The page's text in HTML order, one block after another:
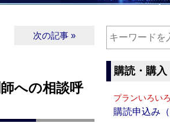
次の記事 »
への相談呼
購読・購入
プランいろい
購読申込み